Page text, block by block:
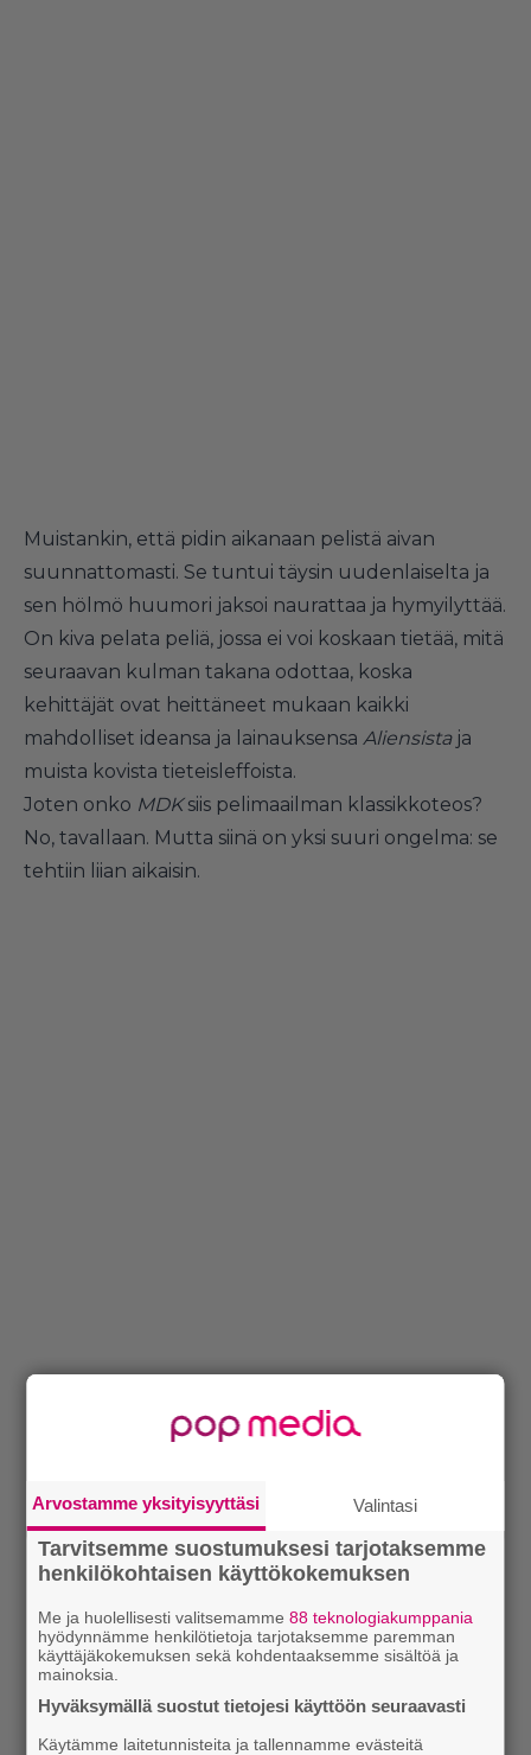
Muistankin, että pidin aikanaan pelistä aivan
suunnattomasti. Se tuntui täysin uudenlaiselta ja
sen hölmö huumori jaksoi naurattaa ja hymyilyttää.
On kiva pelata peliä, jossa ei voi koskaan tietää, mitä
seuraavan kulman takana odottaa, koska
kehittäjät ovat heittäneet mukaan kaikki
mahdolliset ideansa ja lainauksensa Aliensista ja
muista kovista tieteisleffoista.
Joten onko MDKsiis pelimaailman klassikkoteos?
No, tavallaan. Mutta siinä on yksi suuri ongelma: se
tehtiin liian aikaisin.
Arvostamme yksityisyyttäsi Valintasi
Tarvitsemme suostumuksesi tarjotaksemme
henkilökohtaisen käyttökokemuksen
Me ja huolellisesti valitsemamme88 teknologiakumppania
hyödynnämme henkilötietoja tarjotaksemme paremman
käyttäjäkokemuksen sekä kohdentaaksemme sisältöä ja
mainoksia.
Hyväksymällä suostut tietojesi käyttöön seuraavasti
Käytämme laitetunnisteita ja tallennamme evästeitä